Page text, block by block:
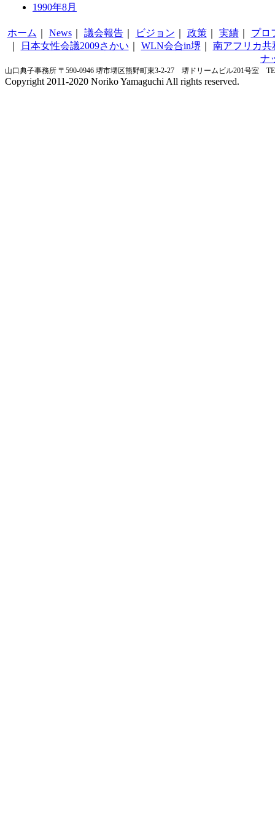
1990年8月
ホーム News｜ 議会報告｜ ビジョン 政策｜ 実績｜ プロ
日本女性会議2009さかい WLN会合in堺
南アフリカ共
ナ
山口典子事務所 〒590-0946 堺市堺区熊野町東3-2-27 堺ドリームビル201号室
Copyright 2011-2020 Noriko Yamaguchi All rights reserved.